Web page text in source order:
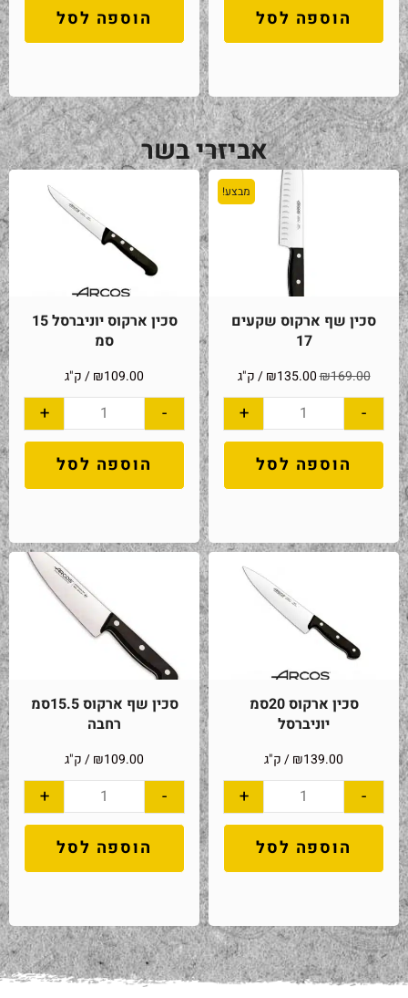
הוספה לסל הוספה לסל
אביזרי בשר
מבצע!
סכין שף ארקוס שקעים
17
₪169.00
₪135.00 / ק"ג
-
+
הוספה לסל
סכין ארקוס יוניברסל 15
סמ
₪109.00 / ק"ג
-
+
הוספה לסל
סכין ארקוס 20סמ
יוניברסל
₪139.00 / ק"ג
-
+
הוספה לסל
סכין שף ארקוס 15.5סמ
רחבה
₪109.00 / ק"ג
-
+
הוספה לסל